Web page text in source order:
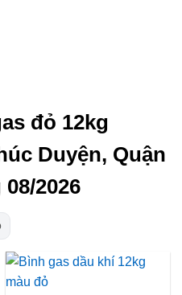
đỏ 12kg
Duyện, Quận
2026